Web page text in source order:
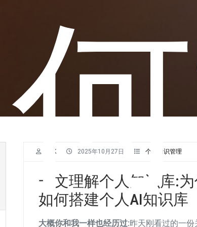
小K 2025年10月27日 个人知识管理
一文理解个人知识库:
如何搭建个人AI知识库
大概你和我一样也经历过:昨天刚看过的一